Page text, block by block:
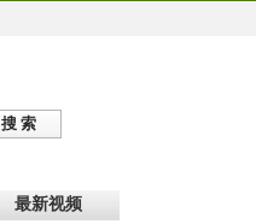
搜 索
最新视频